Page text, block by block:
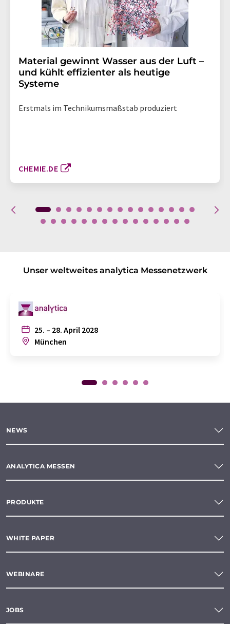
Material gewinnt Wasser aus der Luft –
und kühlt effizienter als heutige
Systeme
Erstmals im Technikumsmaßstab produziert
CHEMIE.DE
Unser weltweites analytica Messenetzwerk
25. – 28. April 2028
München
NEWS
ANALYTICA MESSEN
PRODUKTE
WHITE PAPER
WEBINARE
JOBS